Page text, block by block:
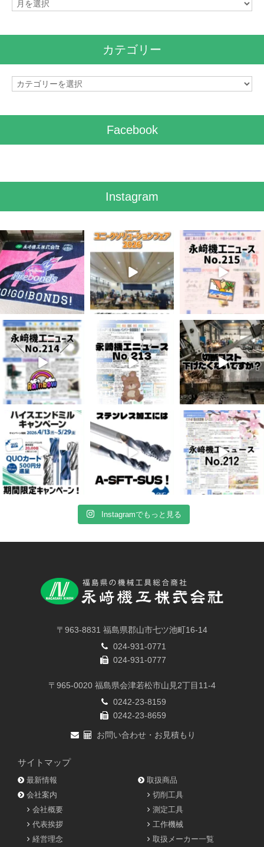
カテゴリー
カ
Facebook
Instagram
7月 28
7 0
7月 27
6
7月 3
5 0
6月 3
8 0
5月 13
5 0
4月 20
10 0
4月 16
10 0
4月 13 4月 8
5 0
Instagramでもっと見る
〒963-8831 福島県郡山市七ツ池町16-14
024-931-0771
024-931-0777
〒965-0020 福島県会津若松市山見2丁目11-4
0242-23-8159
0242-23-8659
お問い合わせ・お見積もり
サイトマップ
最新情報
会社案内
会社概要
代表挨拶
経営理念
取扱商品
切削工具
測定工具
工作機械
取扱メーカー一覧